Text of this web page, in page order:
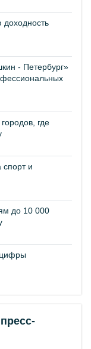
доходность
- Петербург»
где
и
до 10 000